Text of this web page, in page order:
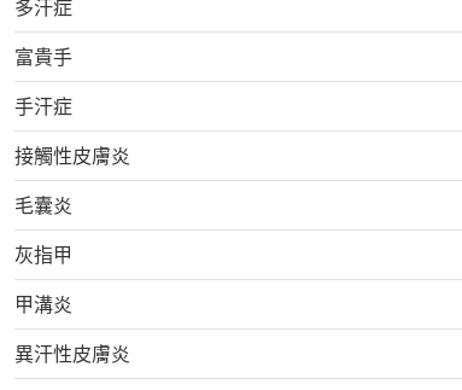
多汗症
富貴手
手汗症
接觸性皮膚炎
毛囊炎
灰指甲
甲溝炎
異汗性皮膚炎